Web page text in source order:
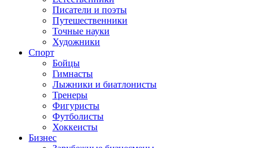
Писатели и поэты
Путешественники
Точные науки
Художники
Спорт
Бойцы
Гимнасты
Лыжники и биатлонисты
Тренеры
Фигуристы
Футболисты
Хоккеисты
Бизнес